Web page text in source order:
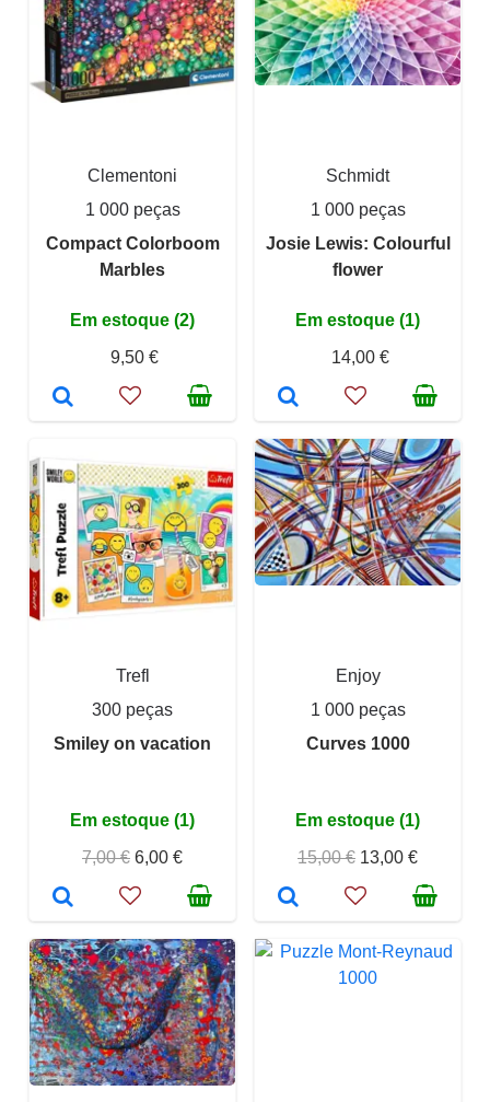
Clementoni
1 000 peças
Compact Colorboom
Marbles
Em estoque (2)
9,50 €
Schmidt
1 000 peças
Josie Lewis: Colourful
flower
Em estoque (1)
14,00 €
Trefl
300 peças
Smiley on vacation
Em estoque (1)
7,00 € 6,00 €
Enjoy
1 000 peças
Curves 1000
Em estoque (1)
15,00 € 13,00 €